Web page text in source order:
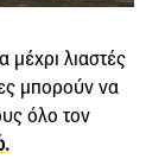
μέχρι λιαστές
μπορούν να
όλο τον